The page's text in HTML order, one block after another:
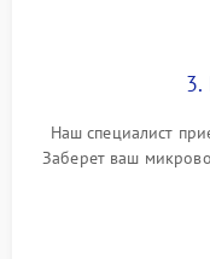
3.
Наш специалист
Заберет ваш